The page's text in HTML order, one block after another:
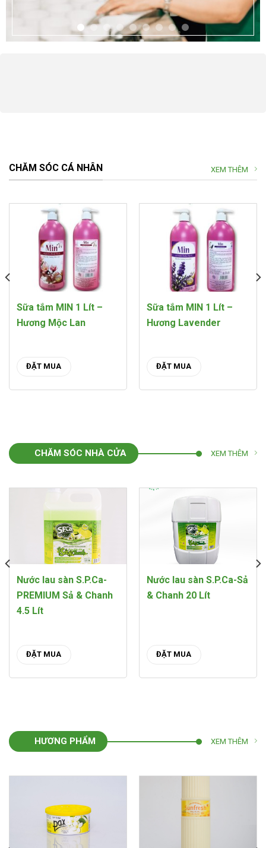
CHĂM SÓC CÁ NHÂN XEM THÊM
Sữa tắm MIN 1 Lít –
Hương Mộc Lan
ĐẶT MUA
Sữa tắm MIN 1 Lít –
Hương Lavender
ĐẶT MUA
CHĂM SÓC NHÀ CỬA XEM THÊM
Nước lau sàn S.P.Ca-
PREMIUM Sả & Chanh
4.5 Lít
ĐẶT MUA
Nước lau sàn S.P.Ca-Sả
& Chanh 20 Lít
ĐẶT MUA
HƯƠNG PHẨM XEM THÊM